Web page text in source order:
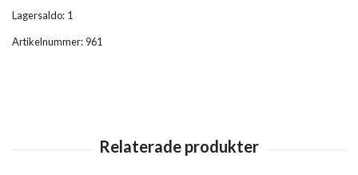
Lagersaldo: 1
Artikelnummer:961